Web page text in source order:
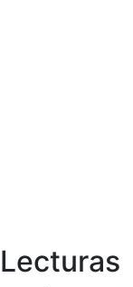
Lecturas